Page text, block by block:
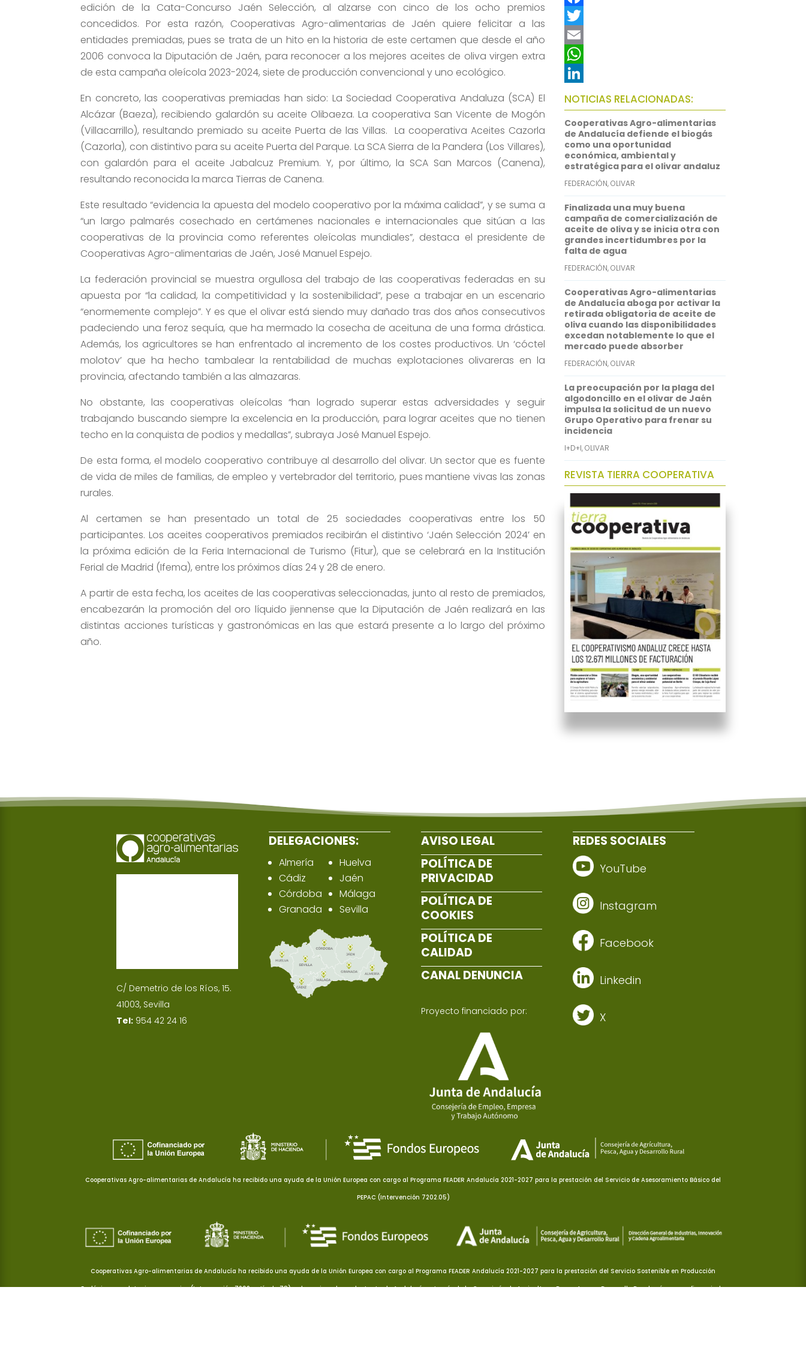
edición de la Cata-Concurso Jaén Selección, al alzarse con cinco de los ocho premios
concedidos. Por esta razón, Cooperativas Agro-alimentarias de Jaén quiere felicitar a las
entidades premiadas, pues se trata de un hito en la historia de este certamen que desde el año
2006 convoca la Diputación de Jaén, para reconocer a los mejores aceites de oliva virgen extra
de esta campaña oleícola 2023-2024, siete de producción convencional y uno ecológico.
En concreto, las cooperativas premiadas han sido: La Sociedad Cooperativa Andaluza (SCA) El
Alcázar (Baeza), recibiendo galardón su aceite Olibaeza. La cooperativa San Vicente de Mogón
(Villacarrillo), resultando premiado su aceite Puerta de las Villas. La cooperativa Aceites Cazorla
(Cazorla), con distintivo para su aceite Puerta del Parque. La SCA Sierra de la Pandera (Los Villares),
con galardón para el aceite Jabalcuz Premium. Y, por último, la SCA San Marcos (Canena),
resultando reconocida la marca Tierras de Canena.
Este resultado “evidencia la apuesta del modelo cooperativo por la máxima calidad”, y se suma a
“un largo palmarés cosechado en certámenes nacionales e internacionales que sitúan a las
cooperativas de la provincia como referentes oleícolas mundiales”, destaca el presidente de
Cooperativas Agro-alimentarias de Jaén, José Manuel Espejo.
La federación provincial se muestra orgullosa del trabajo de las cooperativas federadas en su
apuesta por “la calidad, la competitividad y la sostenibilidad”, pese a trabajar en un escenario
“enormemente complejo”. Y es que el olivar está siendo muy dañado tras dos años consecutivos
padeciendo una feroz sequía, que ha mermado la cosecha de aceituna de una forma drástica.
Además, los agricultores se han enfrentado al incremento de los costes productivos. Un ‘cóctel
molotov’ que ha hecho tambalear la rentabilidad de muchas explotaciones olivareras en la
provincia, afectando también a las almazaras.
No obstante, las cooperativas oleícolas “han logrado superar estas adversidades y seguir
trabajando buscando siempre la excelencia en la producción, para lograr aceites que no tienen
techo en la conquista de podios y medallas”, subraya José Manuel Espejo.
De esta forma, el modelo cooperativo contribuye al desarrollo del olivar. Un sector que es fuente
de vida de miles de familias, de empleo y vertebrador del territorio, pues mantiene vivas las zonas
rurales.
Al certamen se han presentado un total de 25 sociedades cooperativas entre los 50
participantes. Los aceites cooperativos premiados recibirán el distintivo ‘Jaén Selección 2024’ en
la próxima edición de la Feria Internacional de Turismo (Fitur), que se celebrará en la Institución
Ferial de Madrid (Ifema), entre los próximos días 24 y 28 de enero.
A partir de esta fecha, los aceites de las cooperativas seleccionadas, junto al resto de premiados,
encabezarán la promoción del oro líquido jiennense que la Diputación de Jaén realizará en las
distintas acciones turísticas y gastronómicas en las que estará presente a lo largo del próximo
año.
F
a
c
e
b
o
o
k
T
w
t
t
e
r
E
m
a
i
l
W
h
a
t
s
A
p
p
L
i
n
k
e
d
I
n
NOTICIAS RELACIONADAS:
Cooperativas Agro-alimentarias
de Andalucía defiende el biogás
como una oportunidad
económica, ambiental y
estratégica para el olivar andaluz
FEDERACIÓN,OLIVAR
Finalizada una muy buena
campaña de comercialización de
aceite de oliva y se inicia otra con
grandes incertidumbres por la
falta de agua
FEDERACIÓN,OLIVAR
Cooperativas Agro-alimentarias
de Andalucía aboga por activar la
retirada obligatoria de aceite de
oliva cuando las disponibilidades
excedan notablemente lo que el
mercado puede absorber
FEDERACIÓN,OLIVAR
La preocupación por la plaga del
algodoncillo en el olivar de Jaén
impulsa la solicitud de un nuevo
Grupo Operativo para frenar su
incidencia
I+D+I,OLIVAR
REVISTA TIERRA COOPERATIVA
C/ Demetrio de los Ríos, 15.
41003, Sevilla
Tel: 954 42 24 16
DELEGACIONES:
Almería
Cádiz
Córdoba
Granada
Huelva
Jaén
Málaga
Sevilla
AVISO LEGAL
POLÍTICA DE
PRIVACIDAD
POLÍTICA DE
COOKIES
POLÍTICA DE
CALIDAD
CANAL DENUNCIA
Proyecto financiado por:
REDES SOCIALES
YouTube
Instagram
Facebook
Linkedin
X
Cooperativas Agro-alimentarias de Andalucía ha recibido una ayuda de la Unión Europea con cargo al Programa FEADER Andalucía 2021-2027 para la prestación del Servicio de Asesoramiento Básico del
PEPAC (Intervención 7202.05)
Cooperativas Agro-alimentarias de Andalucía ha recibido una ayuda de la Unión Europea con cargo al Programa FEADER Andalucía 2021-2027 para la prestación del Servicio Sostenible en Producción
Ecológica a explotaciones agrarias (Intervención 7202, artículo 78), subvencionada por la Junta de Andalucía a través de la Consejería de Agricultura, Pesca, Agua y Desarrollo Rural, así como cofinanciada